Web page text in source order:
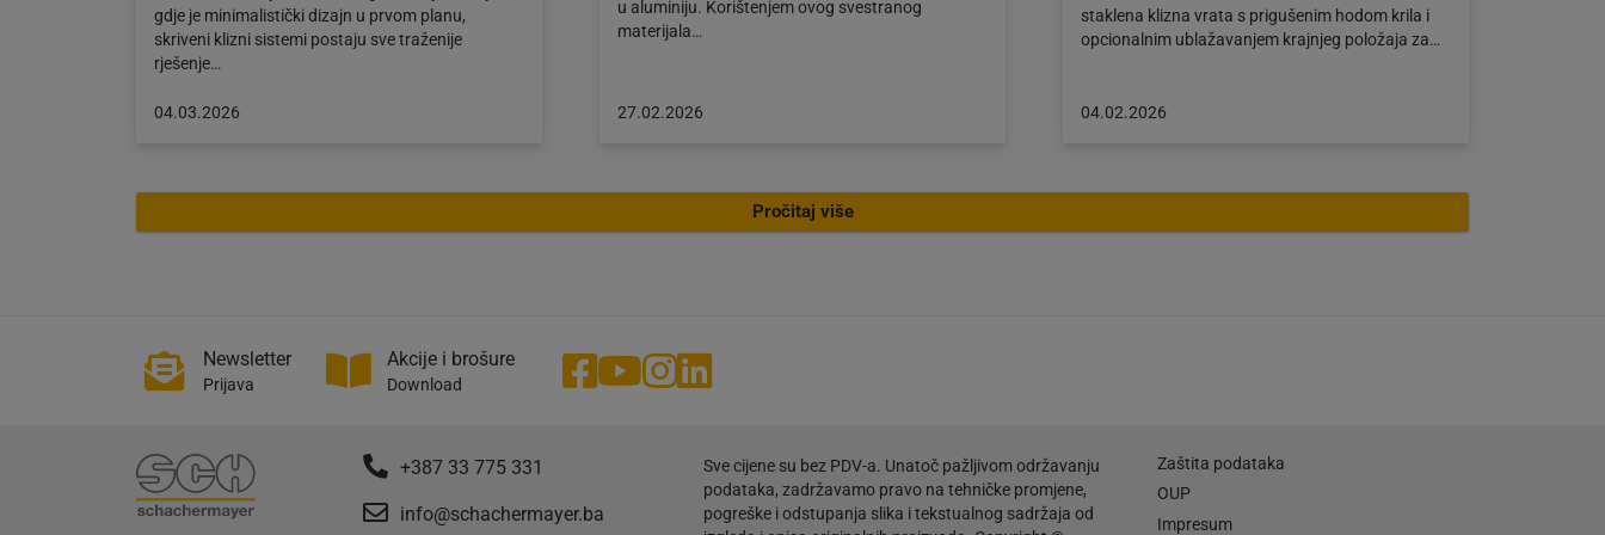
gdje je minimalistički dizajn u prvom planu,
skriveni klizni sistemi postaju sve traženije
rješenje…
Objava
04.03.2026
u aluminiju. Korištenjem ovog svestranog
materijala…
Objava
27.02.2026
staklena klizna vrata s prigušenim hodom krila i
opcionalnim ublažavanjem krajnjeg položaja za…
Objava
04.02.2026
Pročitaj više
Newsletter
Prijava
Akcije i brošure
Download
+387 33 775 331
info@schachermayer.ba
Sve cijene su bez PDV-a. Unatoč pažljivom održavanju
podataka, zadržavamo pravo na tehničke promjene,
pogreške i odstupanja slika i tekstualnog sadržaja od
Zaštita podataka
OUP
Impresum